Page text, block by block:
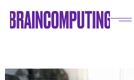
Home/ Blog/IT e Innovazioni
Software gestionale: come